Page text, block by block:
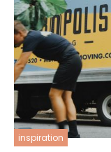
inspiration